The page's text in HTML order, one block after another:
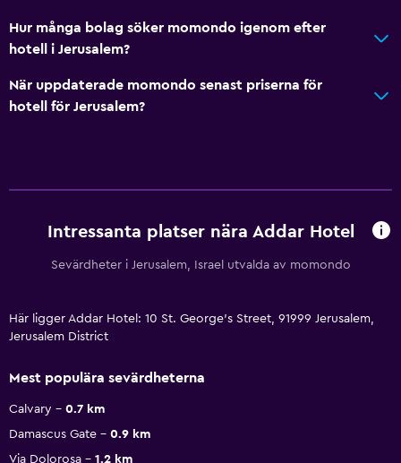
Hur många bolag söker momondo igenom efter
hotell i Jerusalem?
När uppdaterade momondo senast priserna för
hotell för Jerusalem?
Intressanta platser nära Addar Hotel
Sevärdheter i Jerusalem, Israel utvalda av momondo
Här ligger Addar Hotel: 10 St. George's Street, 91999 Jerusalem,
Jerusalem District
Mest populära sevärdheterna
Calvary
0.7 km
Damascus Gate
0.9 km
Via Dolorosa
1.2 km